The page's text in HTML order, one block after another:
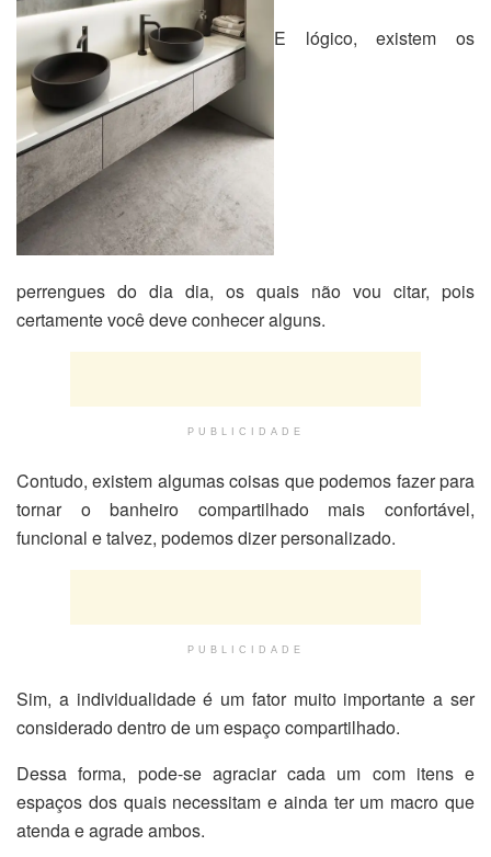
E lógico, existem os
perrengues do dia dia, os quais não vou citar, pois
certamente você deve conhecer alguns.
PUBLICIDADE
Contudo, existem algumas coisas que podemos fazer para
tornar o banheiro compartilhado mais confortável,
funcional e talvez, podemos dizer personalizado.
PUBLICIDADE
Sim, a individualidade é um fator muito importante a ser
considerado dentro de um espaço compartilhado.
Dessa forma, pode-se agraciar cada um com itens e
espaços dos quais necessitam e ainda ter um macro que
atenda e agrade ambos.